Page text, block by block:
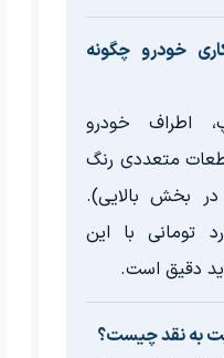
خودرو چگونه
اطراف خودرو
متعددی رنگ
بخش بالایی).
۳.۸ میلیارد تومانی با این
دقیق است.
به نقد چیست؟